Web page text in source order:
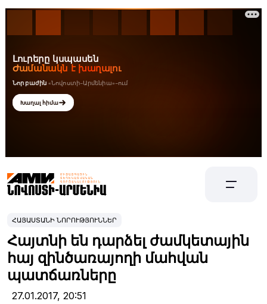
ՀԱՅԱՍՏԱՆԻ ՆՈՐՈՒԹՅՈՒՆՆԵՐ
Հայտնի են դարձել ժամկետային
հայ զինծառայողի մահվան
պատճառները
27.01.2017, 20:51